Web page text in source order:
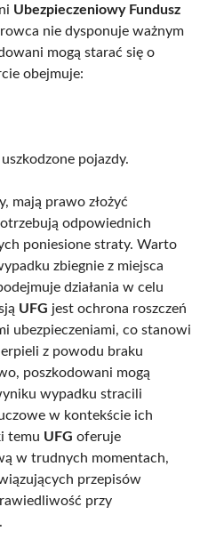
Ubezpieczeniowy Fundusz
nie dysponuje ważnym
mogą starać się o
obejmuje:
pojazdy.
mają prawo złożyć
odpowiednich
poniesione straty. Warto
zbiegnie z miejsca
działania w celu
UFG jest ochrona roszczeń
ubezpieczeniami, co stanowi
z powodu braku
poszkodowani mogą
wypadku stracili
w kontekście ich
temu UFG oferuje
w trudnych momentach,
przepisów
przy